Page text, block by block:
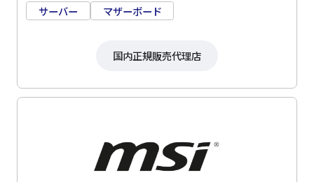
サーバー マザーボード
国内正規販売代理店